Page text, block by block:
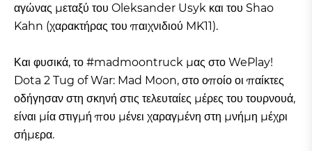
αγώνας μεταξύ του Oleksander Usyk και του Shao
Kahn (χαρακτήρας του παιχνιδιού MK11).
Και φυσικά, το #madmoontruck μας στο WePlay!
Dota 2 Tug of War: Mad Moon, στο οποίο οι παίκτες
οδήγησαν στη σκηνή στις τελευταίες μέρες του τουρνουά,
είναι μία στιγμή που μένει χαραγμένη στη μνήμη μέχρι
σήμερα.